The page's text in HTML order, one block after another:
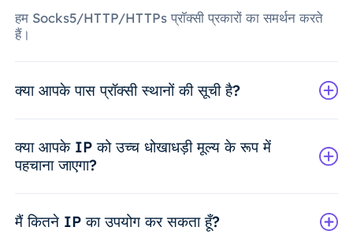
हम Socks5/HTTP/HTTPs प्रॉक्सी प्रकारों का समर्थन करते
हैं।
क्या आपके पास प्रॉक्सी स्थानों की सूची है?
क्या आपके IP को उच्च धोखाधड़ी मूल्य के रूप में
पहचाना जाएगा?
मैं कितने IP का उपयोग कर सकता हूँ?